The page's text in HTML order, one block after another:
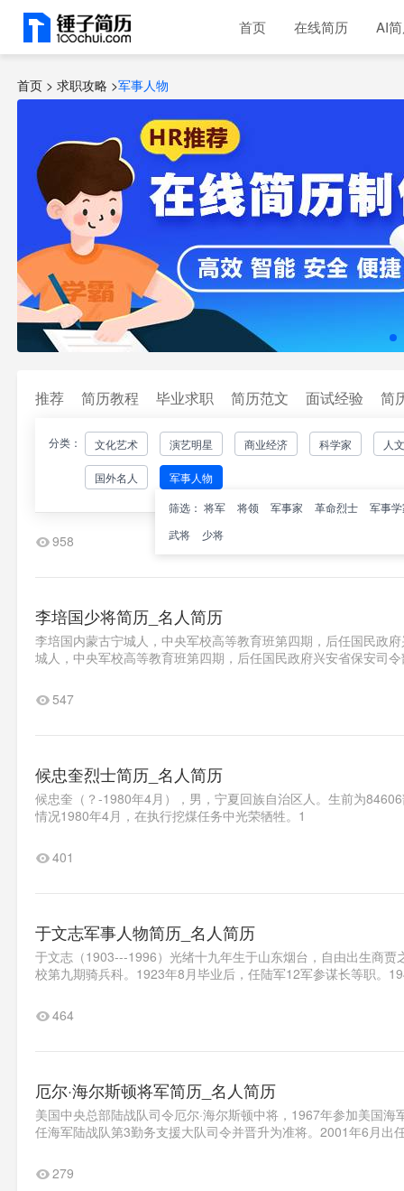
首页 在线简历 AI
首页 > 求职攻略 >军事人物
推荐 简历教程 毕业求职 简历范文 面试经验 简
分类： 文化艺术 演艺明星 商业经济 科学家 人
国外名人
军事人物
筛选： 将军 将领 军事家 革命烈士
军事
武将
少将
赵振宇（少将）少将简历_名人简历
赵振宇(1912-)河南商城人，1930年5月南京中央军校第八期
南商城人，1930年5月南京中央军校第八期，后任台湾第一军第
958
李培国少将简历_名人简历
李培国内蒙古宁城人，中央军校高等教育班第四期，后任国民政
城人，中央军校高等教育班第四期，后任国民政府兴安省保安司
547
候忠奎烈士简历_名人简历
候忠奎（？-1980年4月），男，宁夏回族自治区人。生前为
情况1980年4月，在执行挖煤任务中光荣牺牲。1
401
于文志军事人物简历_名人简历
于文志（1903---1996）光绪十九年生于山东烟台，自由出生商
校第九期骑兵科。1923年8月毕业后，任陆军12军参谋长等职。
464
厄尔·海尔斯顿将军简历_名人简历
美国中央总部陆战队司令厄尔·海尔斯顿中将，1967年参加美国
任海军陆战队第3勤务支援大队司令并晋升为准将。2001年6月出
279